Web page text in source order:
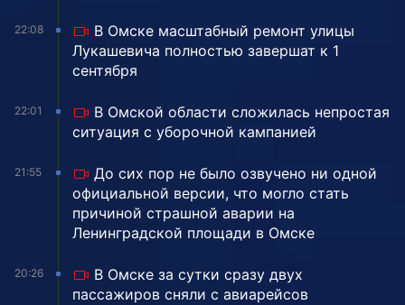
22:08
В Омске масштабный ремонт улицы
Лукашевича полностью завершат к 1
сентября
22:01
В Омской области сложилась непростая
ситуация с уборочной кампанией
21:55
До сих пор не было озвучено ни одной
официальной версии, что могло стать
причиной страшной аварии на
Ленинградской площади в Омске
20:26
В Омске за сутки сразу двух
пассажиров сняли с авиарейсов